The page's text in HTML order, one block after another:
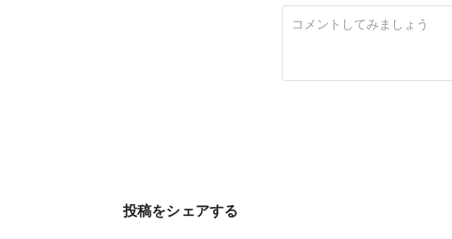
ーパーツ ハンドメイドア
クセサリー オリジナル 材
投稿をシェアする